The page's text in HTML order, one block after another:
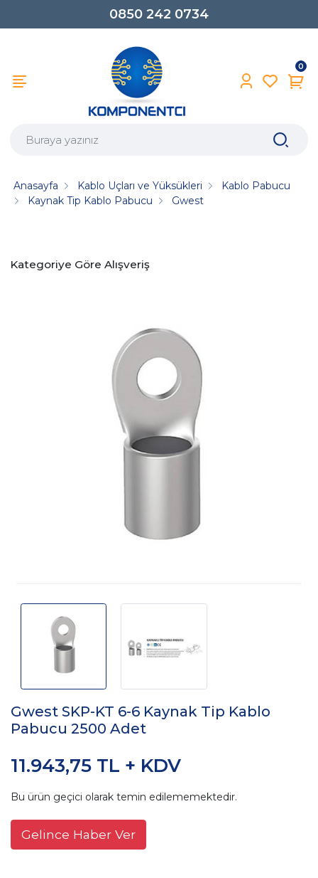
0850 242 0734
0
Anasayfa Kablo Uçları ve Yüksükleri
Kablo Pabucu
Kaynak Tip Kablo Pabucu
Gwest
Kategoriye Göre Alışveriş
Gwest SKP-KT 6-6 Kaynak Tip Kablo
Pabucu 2500 Adet
11.943,75 TL + KDV
Bu ürün geçici olarak temin edilememektedir.
Gelince Haber Ver